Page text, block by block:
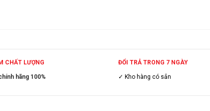
CHẤT LƯỢNG
hãng 100%
ĐỔI TRẢ TRONG 7 NGÀY
✓ Kho hàng có sẳn